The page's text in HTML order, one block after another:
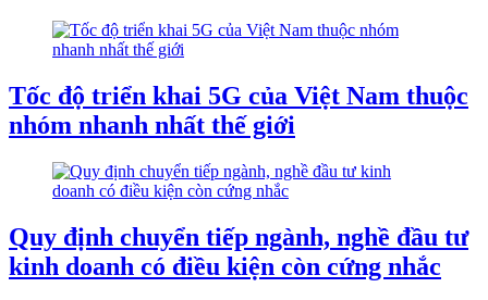
Tốc độ triển khai 5G của Việt Nam thuộc
nhóm nhanh nhất thế giới
Quy định chuyển tiếp ngành, nghề đầu tư
kinh doanh có điều kiện còn cứng nhắc